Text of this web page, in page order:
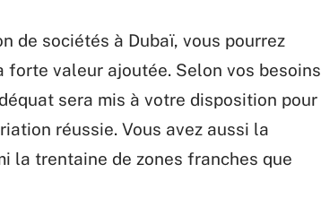
de sociétés à Dubaï, vous pourrez
forte valeur ajoutée. Selon vos besoins
sera mis à votre disposition pour
réussie. Vous avez aussi la
la trentaine de zones franches que